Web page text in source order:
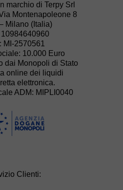
marchio di Terpy Srl
Montenapoleone 8
Milano (Italia)
10984640960
MI-2570561
10.000 Euro
dai Monopoli di Stato
online dei liquidi
elettronica.
ADM: MIPLI0040
Clienti: